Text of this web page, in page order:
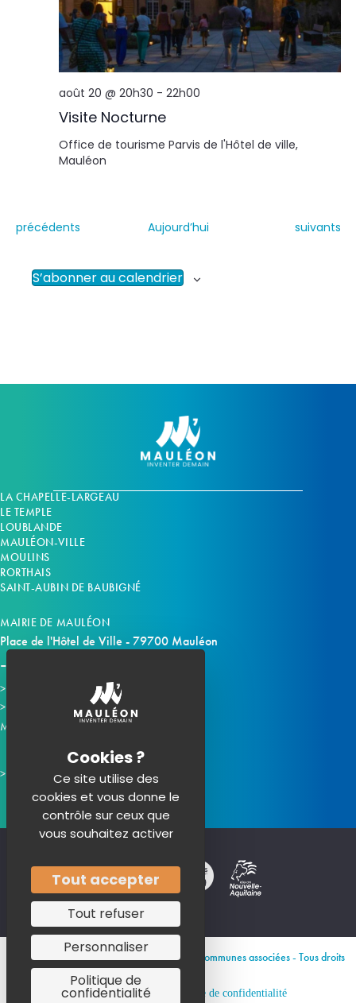
Visite Nocturne
août 20 @ 20h30 - 22h00
Office de tourisme Parvis de l'Hôtel de ville,
Mauléon
É
précédents Aujourd’hui
É
suivants
S’abonner au calendrier
LA CHAPELLE-LARGEAU
LE TEMPLE
LOUBLANDE
MAULÉON-VILLE
MOULINS
RORTHAIS
SAINT-AUBIN DE BAUBIGNÉ
MAIRIE DE MAULÉON
Place de l'Hôtel de Ville - 79700 Mauléon
Horaires d'ouverture
Contacter la mairie
Mauléon sur les réseaux :
© 2026 Site officiel de Mauléon et de ses communes associées - Tous droits
réservés
Mentions légales Politique de confidentialité
Ce site utilise des
cookies et vous donne le
contrôle sur ceux que
vous souhaitez activer
Tout accepter
Tout refuser
Personnaliser
Politique de
confidentialité